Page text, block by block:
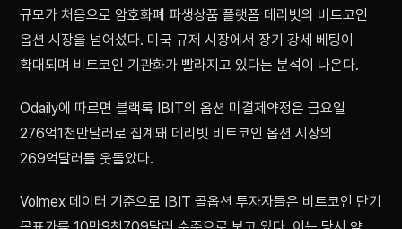
규모가 처음으로 암호화폐 파생상품 플랫폼 데리빗의 비트코인
옵션 시장을 넘어섰다. 미국 규제 시장에서 장기 강세 베팅이
확대되며 비트코인 기관화가 빨라지고 있다는 분석이 나온다.
Odaily에 따르면 블랙록 IBIT의 옵션 미결제약정은 금요일
276억1천만달러로 집계돼 데리빗 비트코인 옵션 시장의
269억달러를 웃돌았다.
Volmex 데이터 기준으로 IBIT 콜옵션 투자자들은 비트코인 단기